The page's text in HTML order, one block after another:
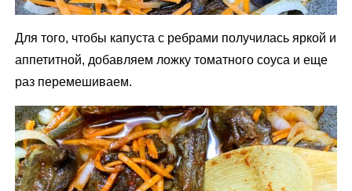
Для того, чтобы капуста с ребрами получилась яркой и
аппетитной, добавляем ложку томатного соуса и еще
раз перемешиваем.